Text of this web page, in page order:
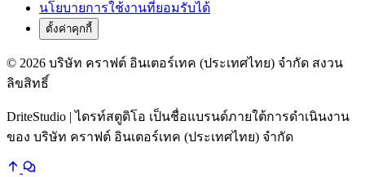
นโยบายการใช้งานที่ยอมรับได้
ตั้งค่าคุกกี้
© 2026 บริษัท คราฟต์ อินเตอร์เทค (ประเทศไทย) จำกัด สงวน
ลิขสิทธิ์
DriteStudio | ไดรท์สตูดิโอ เป็นชื่อแบรนด์ภายใต้การดำเนินงาน
ของ บริษัท คราฟต์ อินเตอร์เทค (ประเทศไทย) จำกัด